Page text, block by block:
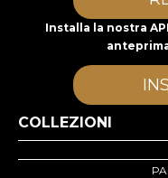
Installa la nostra
COLLEZIONI